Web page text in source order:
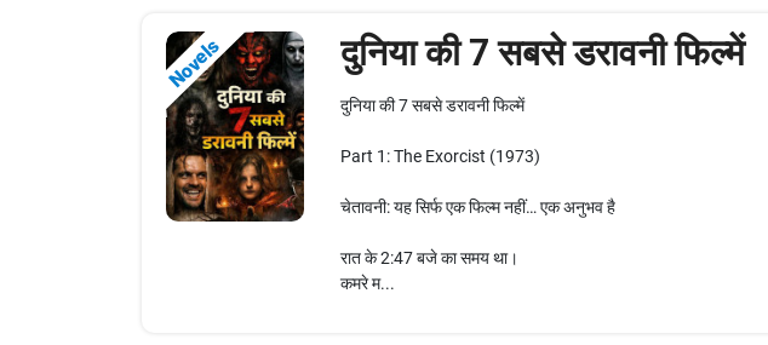
Novels दुनिया की 7 सबसे डरावनी फिल्में
दुनिया की 7 सबसे डरावनी फिल्में
Part 1: The Exorcist (1973)
चेतावनी: यह सिर्फ एक फिल्म नहीं… एक अनुभव है
रात के 2:47 बजे का समय था।
कमरे म...